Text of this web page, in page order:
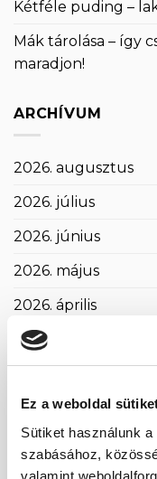
Ez a weboldal
Sütiket használunk
szabásához,
valamint
Kétféle puding –
Mák tárolása – így
maradjon!
ARCHÍVUM
2026. augusztus
2026. július
2026. június
2026. május
2026. április
2026. március
2026. január
2025. december